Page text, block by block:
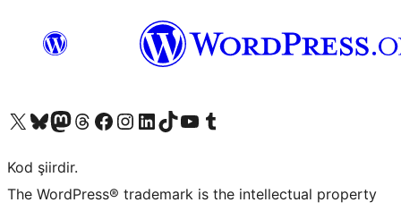
X (eski Twitter) hesabımıza bakın
Bluesky hesabımızı ziyaret edinMastodon hesabımızı ziyaret edinThreads hesabımızı ziyaret edinFacebook sayfamızı ziyaret edinInstagram hesabımızı ziyaret edinLinkedIn hesabımızı ziyaret edinTikTok hesabımızı ziyaret edinYouTube kanalımızı ziyaret edinTumblr hesabımızı ziyaret edin
Kod şiirdir.
The WordPress® trademark is the intellectual property